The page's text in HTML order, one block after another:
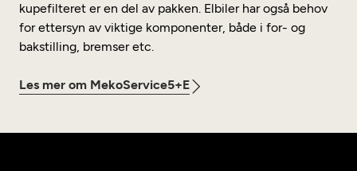
kupefilteret er en del av pakken. Elbiler har også behov
for ettersyn av viktige komponenter, både i for- og
bakstilling, bremser etc.
Les mer om MekoService5+E